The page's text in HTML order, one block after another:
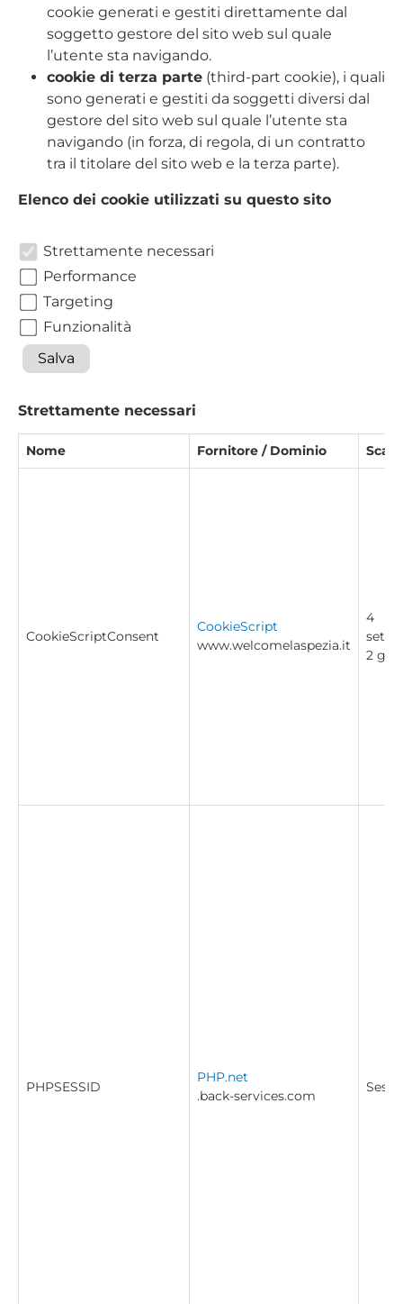
cookie generati e gestiti direttamente dal
soggetto gestore del sito web sul quale
l’utente sta navigando.
cookie di terza parte (third-part cookie), i quali
sono generati e gestiti da soggetti diversi dal
gestore del sito web sul quale l’utente sta
navigando (in forza, di regola, di un contratto
tra il titolare del sito web e la terza parte).
Elenco dei cookie utilizzati su questo sito
Strettamente necessari
Performance
Targeting
Funzionalità
Salva
Strettamente necessari
Nome Fornitore / Dominio
CookieScriptConsent
CookieScript
www.welcomelaspezia.it
4
2
PHPSESSID
PHP.net
.back-services.com